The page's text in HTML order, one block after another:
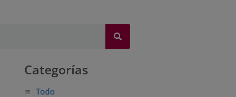
Categorías
Todo